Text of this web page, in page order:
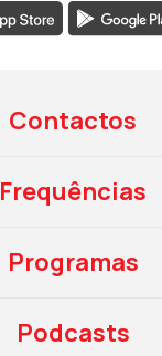
Contactos
Frequências
Programas
Podcasts